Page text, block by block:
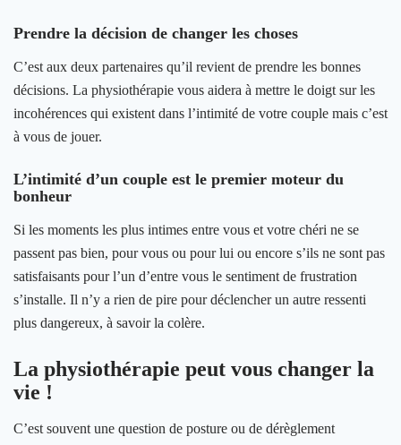
Prendre la décision de changer les choses
C’est aux deux partenaires qu’il revient de prendre les bonnes
décisions. La physiothérapie vous aidera à mettre le doigt sur les
incohérences qui existent dans l’intimité de votre couple mais c’est
à vous de jouer.
L’intimité d’un couple est le premier moteur du
bonheur
Si les moments les plus intimes entre vous et votre chéri ne se
passent pas bien, pour vous ou pour lui ou encore s’ils ne sont pas
satisfaisants pour l’un d’entre vous le sentiment de frustration
s’installe. Il n’y a rien de pire pour déclencher un autre ressenti
plus dangereux, à savoir la colère.
La physiothérapie peut vous changer la
vie !
C’est souvent une question de posture ou de dérèglement